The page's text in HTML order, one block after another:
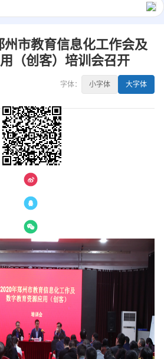
市教育信息化工作会及
（创客）培训会召开
字体： 小字体 大字体
— 分享 —